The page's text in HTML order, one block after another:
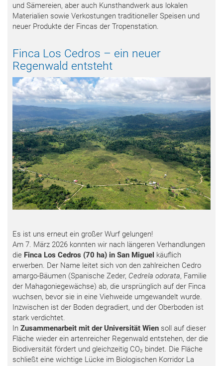
und Sämereien, aber auch Kunsthandwerk aus lokalen
Materialien sowie Verkostungen traditioneller Speisen und
neuer Produkte der Fincas der Tropenstation.
Finca Los Cedros – ein neuer
Regenwald entsteht
Es ist uns erneut ein großer Wurf gelungen!
Am 7. März 2026 konnten wir nach längeren Verhandlungen
die Finca Los Cedros (70 ha) in San Miguel käuflich
erwerben. Der Name leitet sich von den zahlreichen Cedro
amargo-Bäumen (Spanische Zeder, Cedrela odorata, Familie
der Mahagoniegewächse) ab, die ursprünglich auf der Finca
wuchsen, bevor sie in eine Viehweide umgewandelt wurde.
Inzwischen ist der Boden degradiert, und der Oberboden ist
stark verdichtet.
In Zusammenarbeit mit der Universität Wien soll auf dieser
Fläche wieder ein artenreicher Regenwald entstehen, der die
Biodiversität fördert und gleichzeitig CO₂ bindet. Die Fläche
schließt eine wichtige Lücke im Biologischen Korridor La